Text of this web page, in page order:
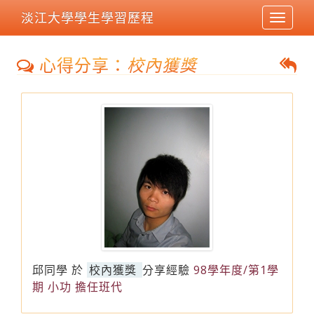
Toggle
淡江大學學生學習歷程
心得分享： 校內獲獎
邱同學 於 校內獲獎 分享經驗 98學年度/第1學
期 小功 擔任班代